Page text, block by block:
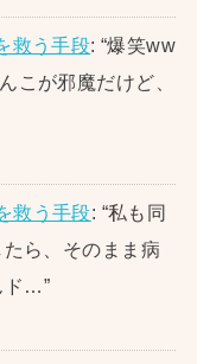
救う手段: “爆笑ww
こが邪魔だけど、
救う手段: “私も同
ら、そのまま病
ド…”